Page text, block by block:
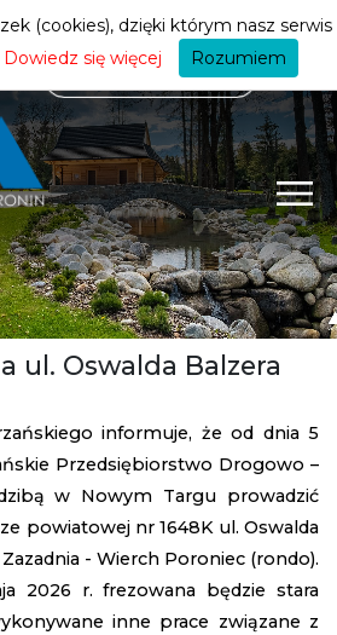
ul. Oswalda Balzera
informuje, że od dnia 5
Przedsiębiorstwo Drogowo –
w Nowym Targu prowadzić
powiatowej nr 1648K ul. Oswalda
- Wierch Poroniec (rondo).
2026 r. frezowana będzie stara
inne prace związane z
(cookies), dzięki którym nasz serwis
Dowiedz się więcej Rozumiem